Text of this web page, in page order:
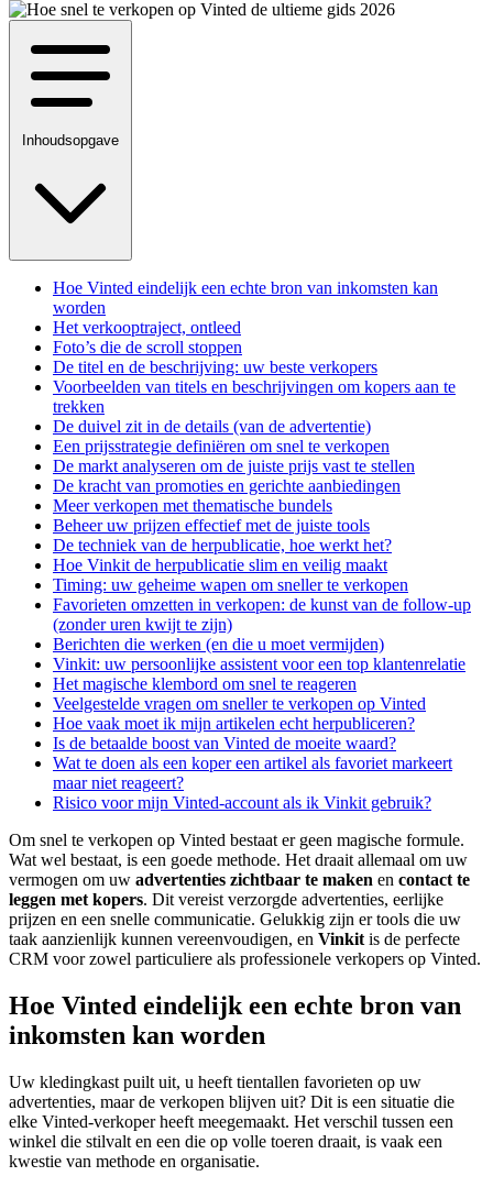
Inhoudsopgave
Hoe Vinted eindelijk een echte bron van inkomsten kan
worden
Het verkooptraject, ontleed
Foto’s die de scroll stoppen
De titel en de beschrijving: uw beste verkopers
Voorbeelden van titels en beschrijvingen om kopers aan te
trekken
De duivel zit in de details (van de advertentie)
Een prijsstrategie definiëren om snel te verkopen
De markt analyseren om de juiste prijs vast te stellen
De kracht van promoties en gerichte aanbiedingen
Meer verkopen met thematische bundels
Beheer uw prijzen effectief met de juiste tools
De techniek van de herpublicatie, hoe werkt het?
Hoe Vinkit de herpublicatie slim en veilig maakt
Timing: uw geheime wapen om sneller te verkopen
Favorieten omzetten in verkopen: de kunst van de follow-up
(zonder uren kwijt te zijn)
Berichten die werken (en die u moet vermijden)
Vinkit: uw persoonlijke assistent voor een top klantenrelatie
Het magische klembord om snel te reageren
Veelgestelde vragen om sneller te verkopen op Vinted
Hoe vaak moet ik mijn artikelen echt herpubliceren?
Is de betaalde boost van Vinted de moeite waard?
Wat te doen als een koper een artikel als favoriet markeert
maar niet reageert?
Risico voor mijn Vinted-account als ik Vinkit gebruik?
Om snel te verkopen op Vinted bestaat er geen magische formule.
Wat wel bestaat, is een goede methode. Het draait allemaal om uw
vermogen om uw advertenties zichtbaar te maken en contact te
leggen met kopers. Dit vereist verzorgde advertenties, eerlijke
prijzen en een snelle communicatie. Gelukkig zijn er tools die uw
taak aanzienlijk kunnen vereenvoudigen, en Vinkit is de perfecte
CRM voor zowel particuliere als professionele verkopers op Vinted.
Hoe Vinted eindelijk een echte bron van
inkomsten kan worden
Uw kledingkast puilt uit, u heeft tientallen favorieten op uw
advertenties, maar de verkopen blijven uit? Dit is een situatie die
elke Vinted-verkoper heeft meegemaakt. Het verschil tussen een
winkel die stilvalt en een die op volle toeren draait, is vaak een
kwestie van methode en organisatie.